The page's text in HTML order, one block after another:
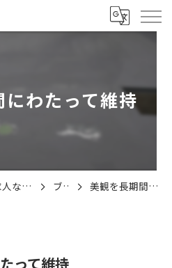
わたって維持
富山県富山市で塗装の求人なら有限会社エス・ティー美装 ブログ 美観を長期間にわたって維持
って維持